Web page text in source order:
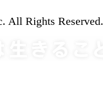
All Rights Reserved.